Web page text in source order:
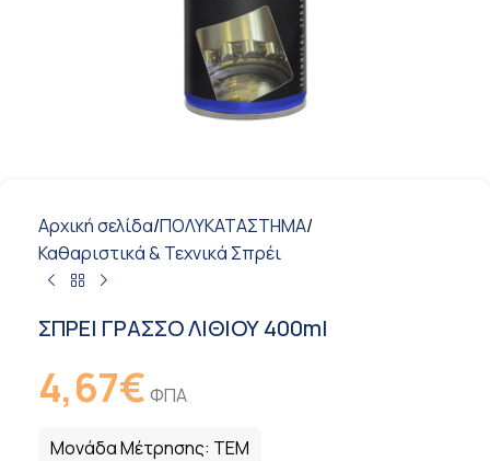
Αρχική σελίδα/ΠΟΛΥΚΑΤΑΣΤΗΜΑ/
Καθαριστικά & Τεχνικά Σπρέι
ΣΠΡΕΙ ΓΡΑΣΣΟ ΛΙΘΙΟΥ 400ml
4,67€ ΦΠΑ
Μονάδα Μέτρησης: ΤΕΜ